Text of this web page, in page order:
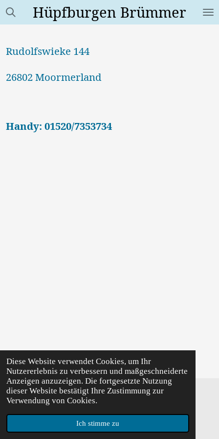
Diese Website verwendet Cookies, um Ihr
Nutzererlebnis zu verbessern und maßgeschneiderte
Anzeigen anzuzeigen. Die fortgesetzte Nutzung
dieser Website bestätigt Ihre Zustimmung zur
Verwendung von Cookies.
Ich stimme zu
Zum
Hauptinhalt
Hüpfburgen Brümmer
Rudolfswieke 144
26802 Moormerland
Handy: 01520/7353734
© 2023 - 2026 huepfburgen-bruemmer.com
Mit Unterstützung vonWebador